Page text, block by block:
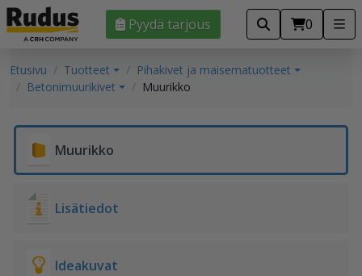
Pyydä tarjous 0
Etusivu Tuotteet
Pihakivet ja maisematuotteet
Betonimuurikivet
Muurikko
Muurikko
Lisätiedot
Ideakuvat